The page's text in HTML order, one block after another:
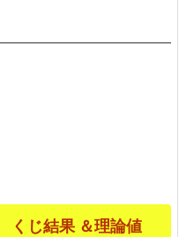
じ結果 ＆理論値